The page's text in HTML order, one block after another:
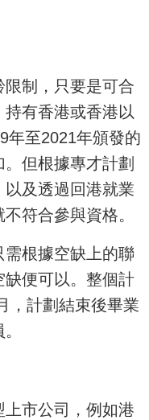
制，只要是可合
有香港或香港以
年至2021年頒發的
但根據專才計劃
及透過回港就業
符合參與資格。
根據空缺上的聯
便可以。整個計
，計劃結束後畢業
市公司，例如港